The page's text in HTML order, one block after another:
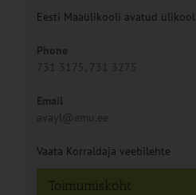
Toimumiskoht
Eesti Maaülikooli avatud ülikool
Phone
731 3175, 731 3275
Email
avayl@emu.ee
Vaata Korraldaja veebilehte